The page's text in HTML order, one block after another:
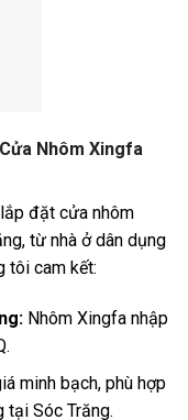
Nhôm Xingfa
đặt cửa nhôm
từ nhà ở dân dụng
tôi cam kết:
Nhôm Xingfa nhập
minh bạch, phù hợp
tại Sóc Trăng.